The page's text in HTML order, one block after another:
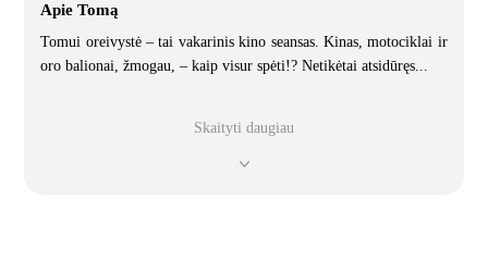
Apie Tomą
Tomui oreivystė – tai vakarinis kino seansas. Kinas, motociklai ir
oro balionai, žmogau, – kaip visur spėti!? Netikėtai atsidūręs...
Skaityti daugiau